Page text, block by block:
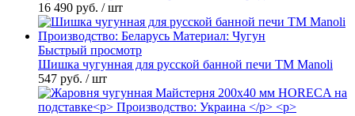
16 490 руб. / шт
Быстрый просмотр
Шишка чугунная для русской банной печи ТМ Manoli
547 руб. / шт